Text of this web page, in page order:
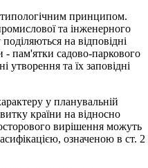
типологічним принципом.
та інженерного
на відповідні
- пам'ятки садово-паркового
утворення та їх заповідні
у планувальній
країни на відносно
вирішення можуть
означеною в ст. 2